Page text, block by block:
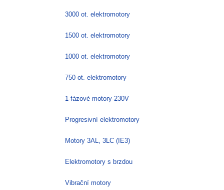
3000 ot. elektromotory
1500 ot. elektromotory
1000 ot. elektromotory
750 ot. elektromotory
1-fázové motory-230V
Progresivní elektromotory
Motory 3AL, 3LC (IE3)
Elektromotory s brzdou
Vibrační motory